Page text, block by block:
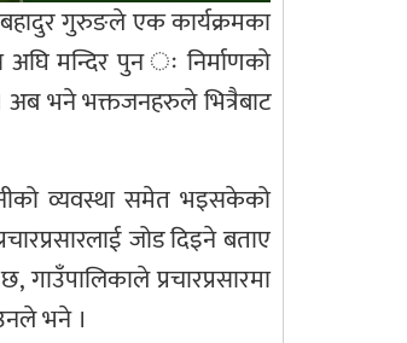
गुरुङले एक कार्यक्रमका
मन्दिर पुन ः निर्माणको
। अब भने भक्तजनहरुले भित्रैबाट
व्यवस्था समेत भइसकेको
जोड दिइने बताए
गाउँपालिकाले प्रचारप्रसारमा
भने ।